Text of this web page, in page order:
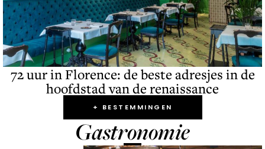
72 uur in Florence: de beste adresjes in de
hoofdstad van de renaissance
+ BESTEMMINGEN
Gastronomie